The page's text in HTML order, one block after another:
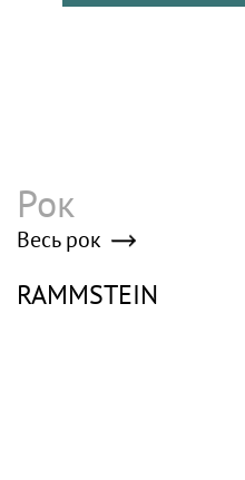
Рок
Весь рок
RAMMSTEIN